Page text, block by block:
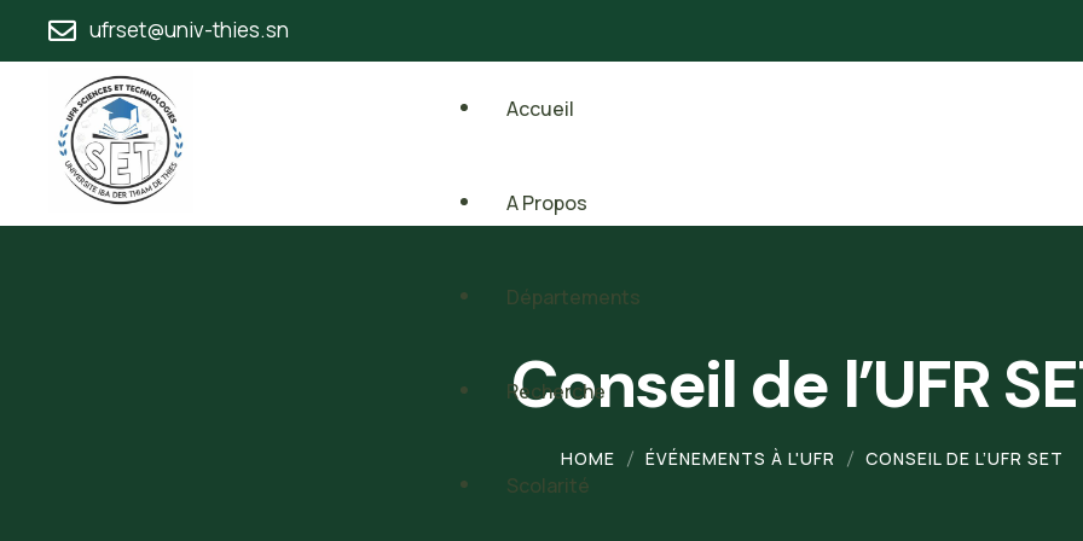
ufrset@univ-thies.sn
Accueil
A Propos
Départements
Recherche
Scolarité
Conseil de l’UFR
HOME ÉVÉNEMENTS À L'UFR CONSEIL DE L’UFR SET